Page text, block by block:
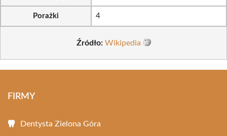
Porażki 4
Źródło: Wikipedia
FIRMY
Dentysta Zielona Góra